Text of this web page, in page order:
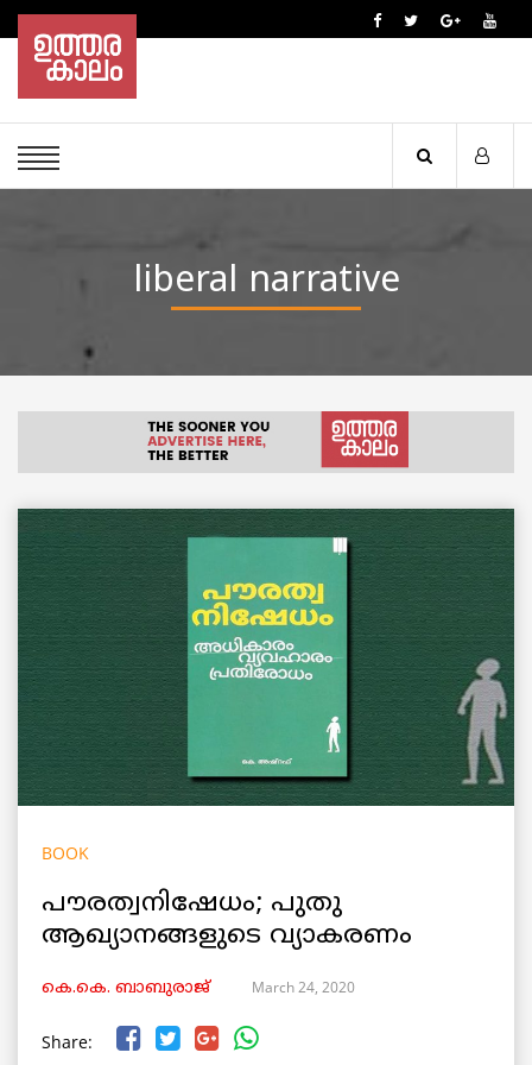
liberal narrative
BOOK
പൗരത്വനിഷേധം; പുതു
ആഖ്യാനങ്ങളുടെ വ്യാകരണം
കെ.കെ. ബാബുരാജ്‌ March 24, 2020
Share: